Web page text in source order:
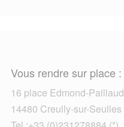
Vous rendre sur place :
16 place Edmond-Paillaud
14480 Creully-sur-Seulles